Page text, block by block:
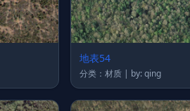
地表54
分类：材质 | by: qing